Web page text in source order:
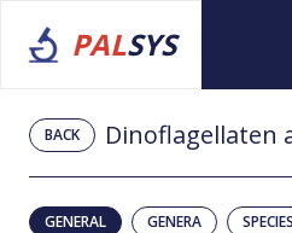
PALSYS
BACK Dinoflagellaten
GENERAL GENERA SPECIES